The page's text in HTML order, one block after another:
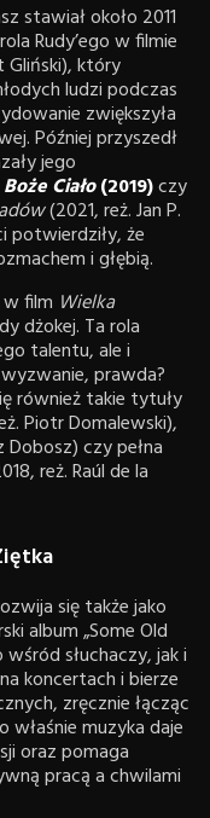
stawiał około 2011
Rudy’ego w filmie
Gliński), który
ludzi podczas
zwiększyła
Później przyszedł
jego
Boże Ciało(2019)czy
(2021, reż. Jan P.
potwierdziły, że
i głębią.
film Wielka
dżokej. Ta rola
talentu, ale i
prawda?
również takie tytuły
Piotr Domalewski),
czy pełna
reż. Raúl de la
się także jako
album „Some Old
słuchaczy, jak i
koncertach i bierze
zręcznie łącząc
muzyka daje
oraz pomaga
pracą a chwilami